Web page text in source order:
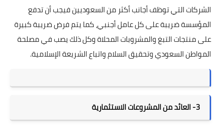
الشركات التي توظف أجانب أكثر من السعوديين فيجب أن تدفع
المؤسسة ضريبة على كل عامل أجنبي، كما يتم فرض ضريبة كبيرة
على منتجات التبغ والمشروبات المحلاة وكل ذلك يصب في مصلحة
المواطن السعودي وتحقيق السلام واتباع الشريعة الإسلامية.
3- العائد من المشروعات الاستثمارية